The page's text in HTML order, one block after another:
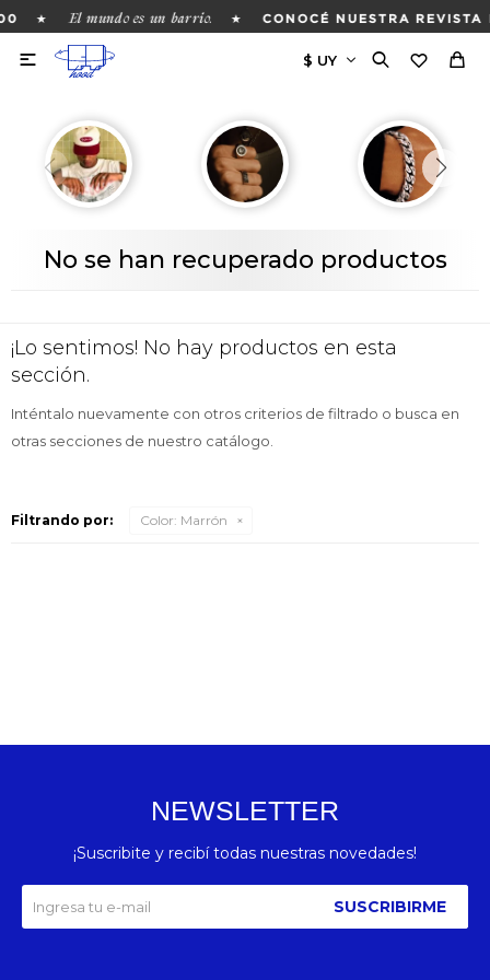
★ El mundo es un barrio. ★ CONOCÉ NUESTRA REVISTA

No se han recuperado productos
¡Lo sentimos! No hay productos en esta
sección.
Inténtalo nuevamente con otros criterios de filtrado o busca en
otras secciones de nuestro catálogo.
Filtrando por: Color: Marrón
NEWSLETTER
¡Suscribite y recibí todas nuestras novedades!
SUSCRIBIRME